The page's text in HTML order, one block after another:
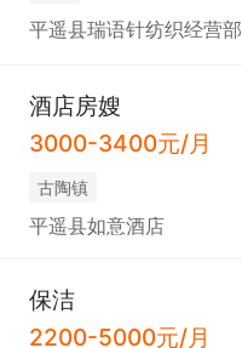
平遥县瑞语针纺织经营部
酒店房嫂
3000-3400元/月
古陶镇
平遥县如意酒店
保洁
2200-5000元/月